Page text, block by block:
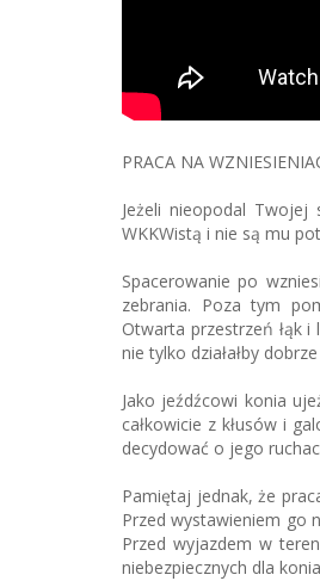
PRACA NA
Jeżeli nieopodal
WKKWistą i nie są mu
Spacerowanie po
zebrania. Poza tym
Otwarta przestrzeń łąk
nie tylko działałby
Jako jeźdźcowi konia
całkowicie z kłusów i
decydować o jego
Pamiętaj jednak, że
Przed wystawieniem go
Przed wyjazdem w
niebezpiecznych dla